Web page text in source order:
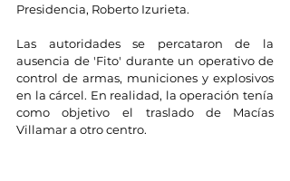
Presidencia, Roberto Izurieta.
Las autoridades se percataron de la
ausencia de 'Fito' durante un operativo de
control de armas, municiones y explosivos
en la cárcel. En realidad, la operación tenía
como objetivo
el traslado de Macías
Villamar a otro centro.